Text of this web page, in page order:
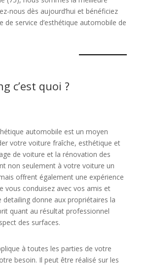
nous dès aujourd’hui et bénéficiez
de service d’esthétique automobile de
c’est quoi ?
automobile est un moyen
votre voiture fraîche, esthétique et
de voiture et la rénovation des
non seulement à votre voiture un
offrent également une expérience
vous conduisez avec vos amis et
detailing donne aux propriétaires la
quant au résultat professionnel
des surfaces.
à toutes les parties de votre
besoin. Il peut être réalisé sur les